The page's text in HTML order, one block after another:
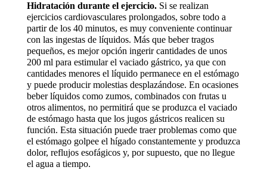
Hidratación durante el ejercicio. Si se realizan
ejercicios cardiovasculares prolongados, sobre todo a
partir de los 40 minutos, es muy conveniente continuar
con las ingestas de líquidos. Más que beber tragos
pequeños, es mejor opción ingerir cantidades de unos
200 ml para estimular el vaciado gástrico, ya que con
cantidades menores el líquido permanece en el estómago
y puede producir molestias desplazándose. En ocasiones
beber líquidos como zumos, combinados con frutas u
otros alimentos, no permitirá que se produzca el vaciado
de estómago hasta que los jugos gástricos realicen su
función. Esta situación puede traer problemas como que
el estómago golpee el hígado constantemente y produzca
dolor, reflujos esofágicos y, por supuesto, que no llegue
el agua a tiempo.